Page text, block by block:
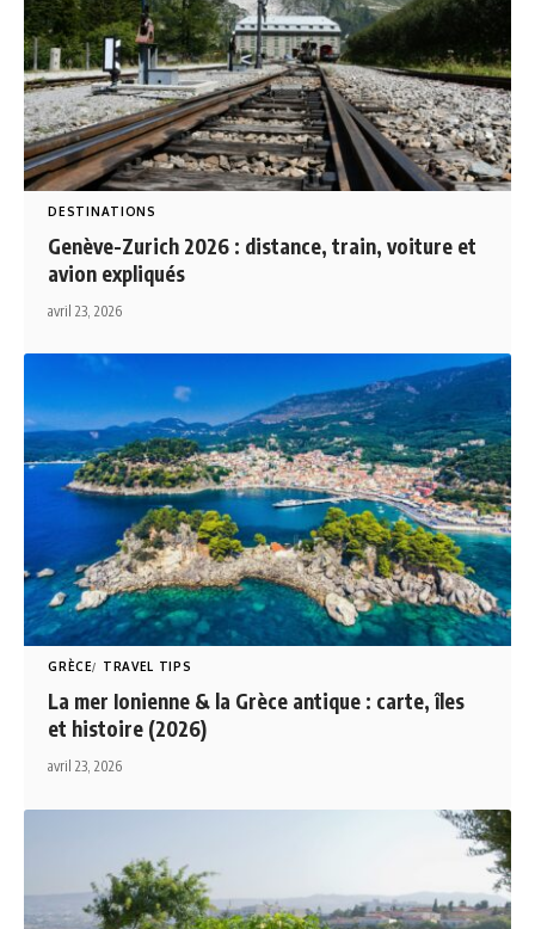
DESTINATIONS
Genève-Zurich 2026 : distance, train, voiture et
avion expliqués
avril 23, 2026
GRÈCE TRAVEL TIPS
La mer Ionienne & la Grèce antique : carte, îles
et histoire (2026)
avril 23, 2026